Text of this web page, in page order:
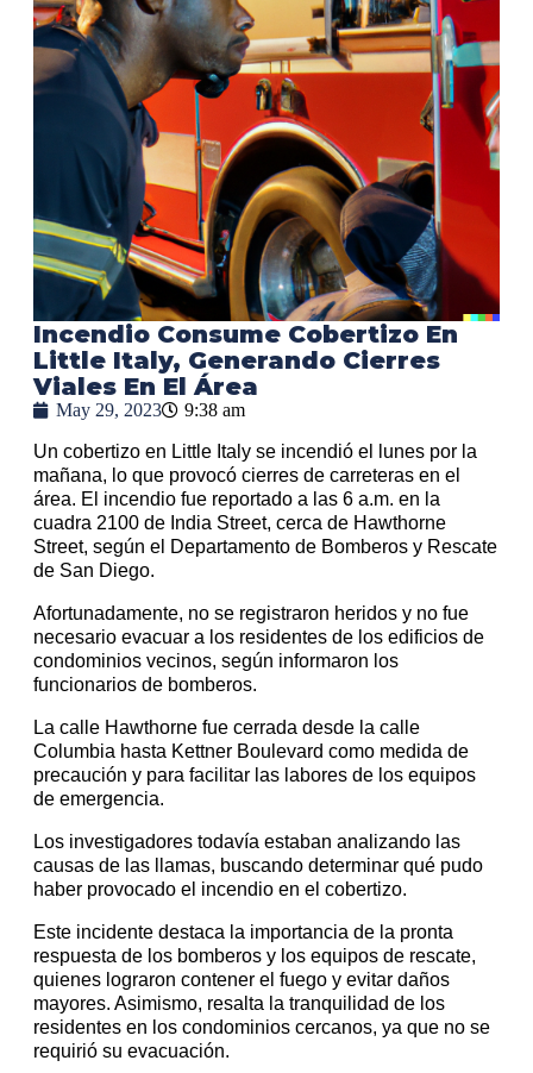
Incendio Consume Cobertizo En
Little Italy, Generando Cierres
Viales En El Área
May 29, 2023 9:38 am
Un cobertizo en Little Italy se incendió el lunes por la
mañana, lo que provocó cierres de carreteras en el
área. El incendio fue reportado a las 6 a.m. en la
cuadra 2100 de India Street, cerca de Hawthorne
Street, según el Departamento de Bomberos y Rescate
de San Diego.
Afortunadamente, no se registraron heridos y no fue
necesario evacuar a los residentes de los edificios de
condominios vecinos, según informaron los
funcionarios de bomberos.
La calle Hawthorne fue cerrada desde la calle
Columbia hasta Kettner Boulevard como medida de
precaución y para facilitar las labores de los equipos
de emergencia.
Los investigadores todavía estaban analizando las
causas de las llamas, buscando determinar qué pudo
haber provocado el incendio en el cobertizo.
Este incidente destaca la importancia de la pronta
respuesta de los bomberos y los equipos de rescate,
quienes lograron contener el fuego y evitar daños
mayores. Asimismo, resalta la tranquilidad de los
residentes en los condominios cercanos, ya que no se
requirió su evacuación.